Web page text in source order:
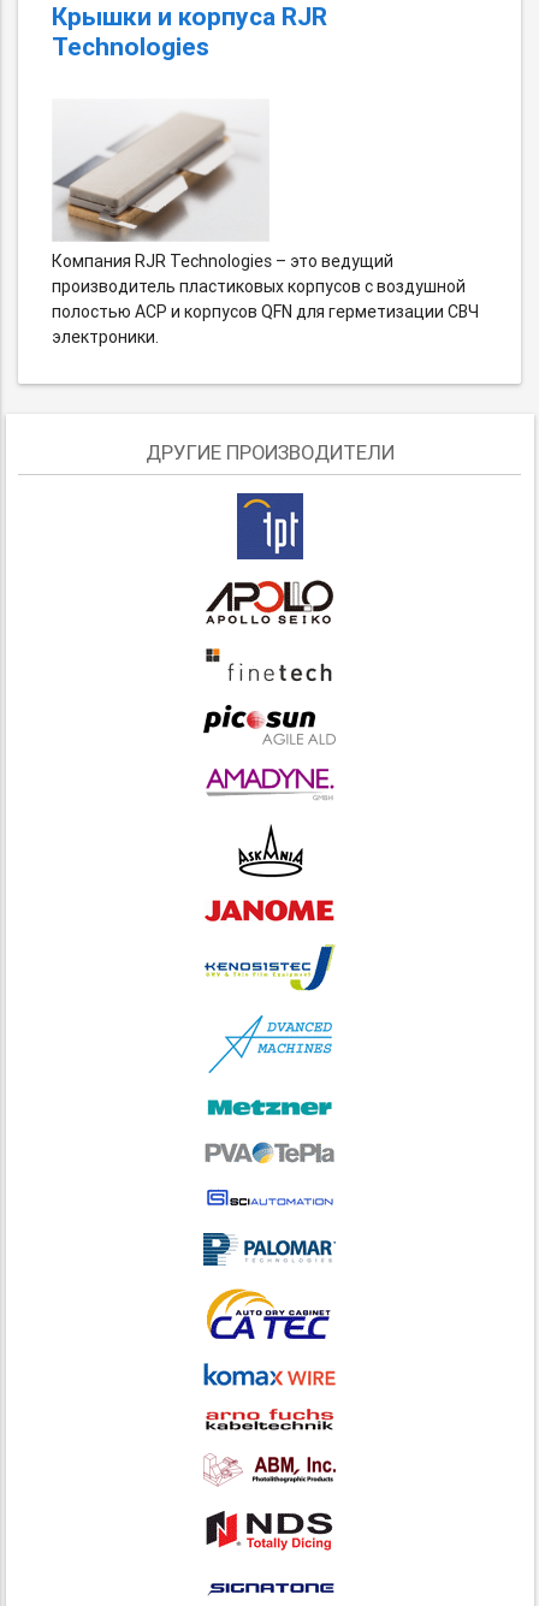
Крышки и корпуса RJR
Technologies
Компания RJR Technologies – это ведущий
производитель пластиковых корпусов с воздушной
полостью ACP и корпусов QFN для герметизации СВЧ
электроники.
ДРУГИЕ ПРОИЗВОДИТЕЛИ